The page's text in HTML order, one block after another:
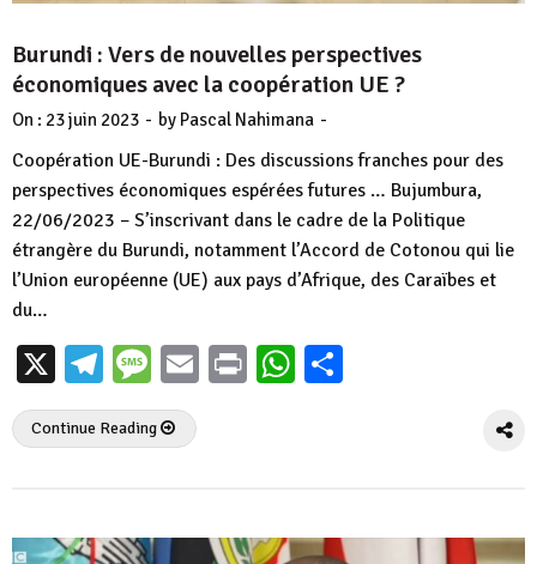
Burundi : Vers de nouvelles perspectives
économiques avec la coopération UE ?
On : 23 juin 2023 - by Pascal Nahimana -
Coopération UE-Burundi : Des discussions franches pour des
perspectives économiques espérées futures … Bujumbura,
22/06/2023 – S’inscrivant dans le cadre de la Politique
étrangère du Burundi, notamment l’Accord de Cotonou qui lie
l’Union européenne (UE) aux pays d’Afrique, des Caraïbes et
du…
X Telegram
Message
EmailPrintWhatsApp
Continue Reading